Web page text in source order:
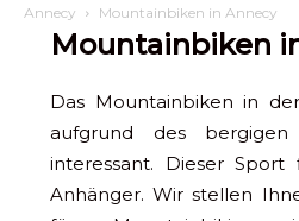
Annecy
Mountainbiken in Annecy
Mountainbiken
Das Mountainbiken in
aufgrund des bergigen
interessant. Dieser
Anhänger. Wir stellen